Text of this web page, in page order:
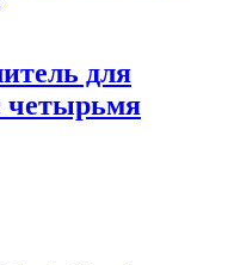
для
четырьмя